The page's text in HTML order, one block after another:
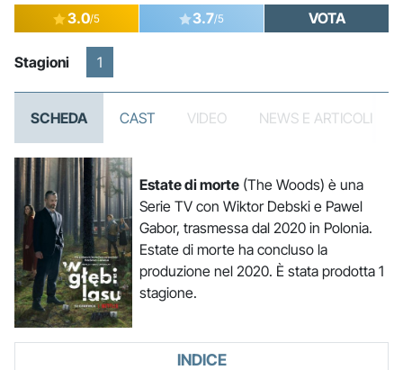
3.0/5 3.7/5 VOTA
Stagioni 1
SCHEDA CAST VIDEO NEWS E ARTICOLI
Estate di morte(The Woods) è una
Serie TV con Wiktor Debski e Pawel
Gabor, trasmessa dal 2020 in Polonia.
Estate di morte ha concluso la
produzione nel 2020. È stata prodotta 1
stagione.
INDICE